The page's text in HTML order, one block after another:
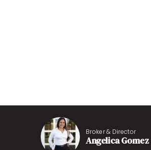
Broker & Director
Angelica Gomez